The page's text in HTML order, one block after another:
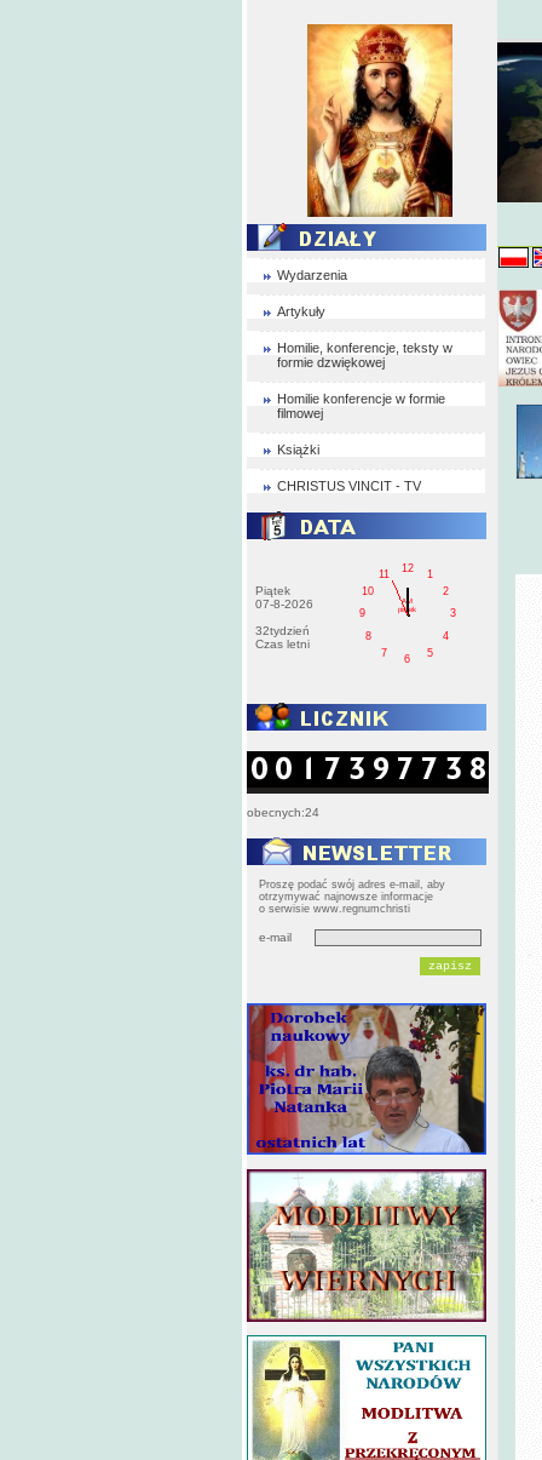
Wydarzenia
Artykuły
Homilie, konferencje, teksty w
formie dzwiękowej
Homilie konferencje w formie
filmowej
Książki
CHRISTUS VINCIT - TV
Piątek
07-8-2026
32tydzień
Czas letni
1
2
3
4
5
6
7
8
9
10
11
12
AM
pištek
obecnych:24
Proszę podać swój adres e-mail, aby
otrzymywać najnowsze informacje
o serwisie www.regnumchristi
e-mail